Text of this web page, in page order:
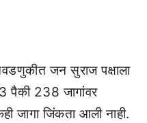
जन सुराज पक्षाला
पैकी 238 जागांवर
जागा जिंकता आली नाही.